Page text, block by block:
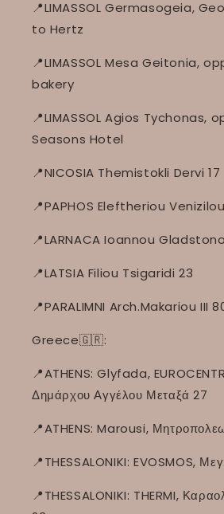
📍LIMASSOL Germasogeia,
to Hertz
📍LIMASSOL Mesa Geitonia,
bakery
📍LIMASSOL Agios Tychonas,
Seasons Hotel
📍NICOSIA Themistokli Dervi 17
📍PAPHOS Eleftheriou
📍LARNACA Ioannou
📍LATSIA Filiou Tsigaridi 23
📍PARALIMNI Arch.Makariou III
Greece🇬🇷:
📍ATHENS: Glyfada,
Δημάρχου Αγγέλου Μεταξά 27
📍ATHENS: Marousi,
📍THESSALONIKI: EVOSMOS,
📍THESSALONIKI: THERMI,